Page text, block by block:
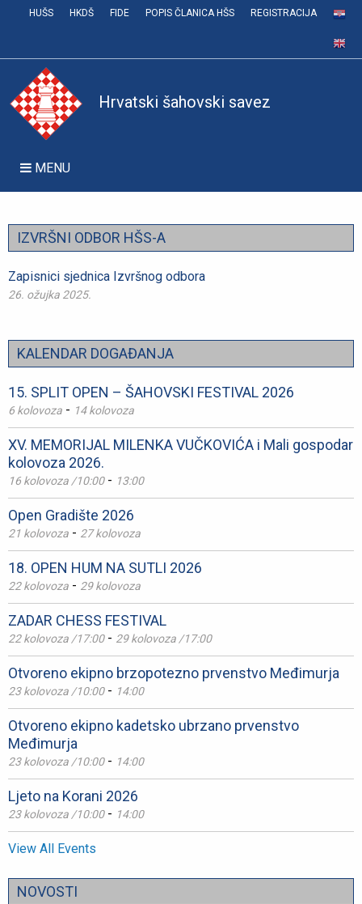
HUŠS HKDŠ FIDE POPIS ČLANICA HŠS REGISTRACIJA
Hrvatski šahovski savez
MENU
IZVRŠNI ODBOR HŠS-A
Zapisnici sjednica Izvršnog odbora
26. ožujka 2025.
KALENDAR DOGAĐANJA
15. SPLIT OPEN – ŠAHOVSKI FESTIVAL 2026
6 kolovoza - 14 kolovoza
XV. MEMORIJAL MILENKA VUČKOVIĆA i Mali gospodar
kolovoza 2026.
16 kolovoza /10:00- 13:00
Open Gradište 2026
21 kolovoza - 27 kolovoza
18. OPEN HUM NA SUTLI 2026
22 kolovoza - 29 kolovoza
ZADAR CHESS FESTIVAL
22 kolovoza /17:00- 29 kolovoza /17:00
Otvoreno ekipno brzopotezno prvenstvo Međimurja
23 kolovoza /10:00- 14:00
Otvoreno ekipno kadetsko ubrzano prvenstvo
Međimurja
23 kolovoza /10:00- 14:00
Ljeto na Korani 2026
23 kolovoza /10:00- 14:00
View All Events
NOVOSTI